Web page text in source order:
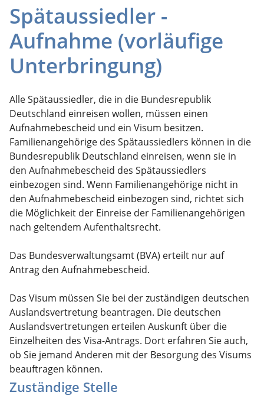
Spätaussiedler -
Aufnahme (vorläufige
Unterbringung)
Alle Spätaussiedler, die in die Bundesrepublik
Deutschland einreisen wollen, müssen einen
Aufnahmebescheid und ein Visum besitzen.
Familienangehörige des Spätaussiedlers können in die
Bundesrepublik Deutschland einreisen, wenn sie in
den Aufnahmebescheid des Spätaussiedlers
einbezogen sind. Wenn Familienangehörige nicht in
den Aufnahmebescheid einbezogen sind, richtet sich
die Möglichkeit der Einreise der Familienangehörigen
nach geltendem Aufenthaltsrecht.
Das Bundesverwaltungsamt (BVA) erteilt nur auf
Antrag den Aufnahmebescheid.
Das Visum müssen Sie bei der zuständigen deutschen
Auslandsvertretung beantragen. Die deutschen
Auslandsvertretungen erteilen Auskunft über die
Einzelheiten des Visa-Antrags. Dort erfahren Sie auch,
ob Sie jemand Anderen mit der Besorgung des Visums
beauftragen können.
Zuständige Stelle